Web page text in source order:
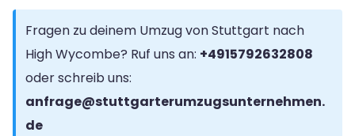
Fragen zu deinem Umzug von Stuttgart nach
High Wycombe? Ruf uns an: +4915792632808
oder schreib uns:
anfrage@stuttgarterumzugsunternehmen.
de